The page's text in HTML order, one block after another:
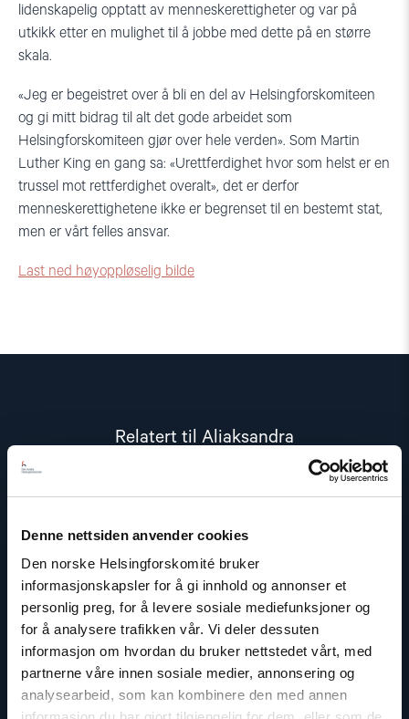
Denne nettsiden anvender cookies
Den norske Helsingforskomité bruker
informasjonskapsler for å gi innhold og annonser et
personlig preg, for å levere sosiale mediefunksjoner og
for å analysere trafikken vår. Vi deler dessuten
informasjon om hvordan du bruker nettstedet vårt, med
partnerne våre innen sosiale medier, annonsering og
analysearbeid, som kan kombinere den med annen
lidenskapelig opptatt av menneskerettigheter og var på
utkikk etter en mulighet til å jobbe med dette på en større
skala.
«Jeg er begeistret over å bli en del av Helsingforskomiteen
og gi mitt bidrag til alt det gode arbeidet som
Helsingforskomiteen gjør over hele verden». Som Martin
Luther King en gang sa: «Urettferdighet hvor som helst er en
trussel mot rettferdighet overalt», det er derfor
menneskerettighetene ikke er begrenset til en bestemt stat,
men er vårt felles ansvar.
Last ned høyoppløselig bilde
Relatert til Aliaksandra
article
(tidl.